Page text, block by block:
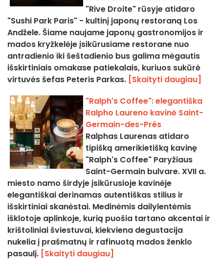
"Rive Droite" rūsyje atidaro
"Sushi Park Paris" - kultinį japonų restoraną Los
Andžele. Šiame naujame japonų gastronomijos ir
mados kryžkelėje įsikūrusiame restorane nuo
antradienio iki šeštadienio bus galima mėgautis
išskirtiniais omakase patiekalais, kuriuos sukūrė
virtuvės šefas Peteris Parkas. [Skaityti daugiau]
"Ralph's Coffee": elegantiška
Ralpho Laureno kavinė Saint-
Germain-des-Prés
Ralphas Laurenas atidaro
tipišką amerikietišką kavinę
"Ralph's Coffee" Paryžiaus
Saint-Germain bulvare. XVII a.
miesto namo širdyje įsikūrusioje kavinėje
elegantiškai derinamas autentiškas stilius ir
išskirtiniai skanėstai. Medinėmis dailylentėmis
išklotoje aplinkoje, kurią puošia tartano akcentai ir
krištoliniai šviestuvai, kiekviena degustacija
nukelia į prašmatnų ir rafinuotą mados ženklo
pasaulį. [Skaityti daugiau]